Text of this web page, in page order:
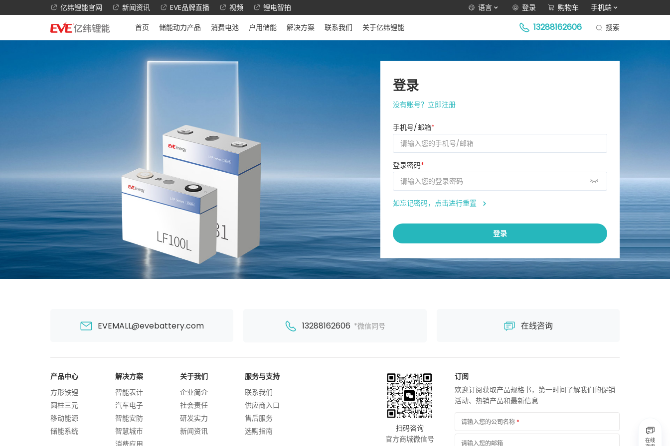
亿纬锂能官网 新闻资讯 EVE品牌直播 视频 锂电智拍 语言 登录 购物车
手机端
首页
储能动力产品 消费电池 户用储能 解决方案 联系我们 关于亿纬锂能 13288162606 搜索
登录
没有账号？立即注册
手机号/邮箱*
登录密码*
如忘记密码，点击进行重置
登录
EVEMALL@evebattery.com 13288162606 *微信同号 在线咨询
产品中心
方形铁锂
圆柱三元
移动能源
储能系统
解决方案
智能表计
汽车电子
智能安防
智慧城市
消费应用
关于我们
企业简介
社会责任
研发实力
新闻资讯
服务与支持
联系我们
供应商入口
售后服务
选购指南
扫码咨询
官方商城微信号
订阅
欢迎订阅获取产品规格书，第一时间了解我们的促销
活动、热销产品和最新信息
请输入您的公司名称 *
请输入您的邮箱
在线